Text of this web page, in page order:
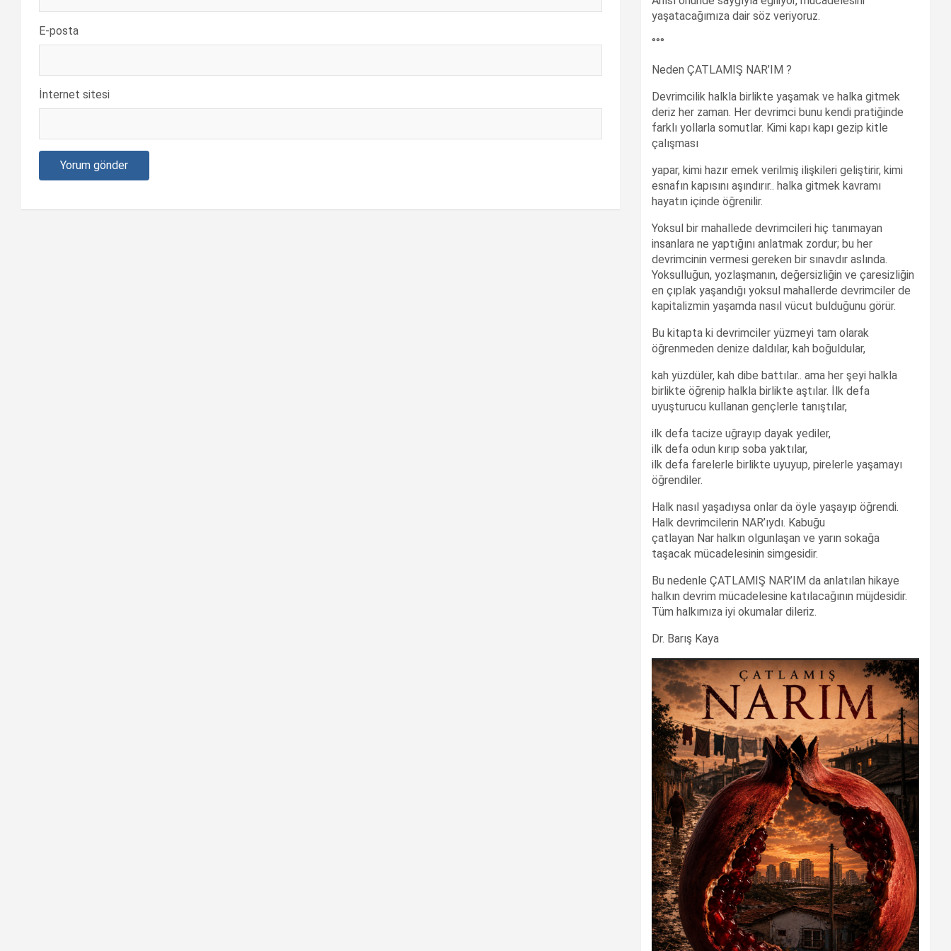
E-posta
İnternet sitesi
yaşatacağımıza dair söz veriyoruz.
°°°
Neden ÇATLAMIŞ NAR’IM ?
Devrimcilik halkla birlikte yaşamak ve halka gitmek
deriz her zaman. Her devrimci bunu kendi pratiğinde
farklı yollarla somutlar. Kimi kapı kapı gezip kitle
çalışması
yapar, kimi hazır emek verilmiş ilişkileri geliştirir, kimi
esnafın kapısını aşındırır.. halka gitmek kavramı
hayatın içinde öğrenilir.
Yoksul bir mahallede devrimcileri hiç tanımayan
insanlara ne yaptığını anlatmak zordur; bu her
devrimcinin vermesi gereken bir sınavdır aslında.
Yoksulluğun, yozlaşmanın, değersizliğin ve çaresizliğin
en çıplak yaşandığı yoksul mahallerde devrimciler de
kapitalizmin yaşamda nasıl vücut bulduğunu görür.
Bu kitapta ki devrimciler yüzmeyi tam olarak
öğrenmeden denize daldılar, kah boğuldular,
kah yüzdüler, kah dibe battılar.. ama her şeyi halkla
birlikte öğrenip halkla birlikte aştılar. İlk defa
uyuşturucu kullanan gençlerle tanıştılar,
ilk defa tacize uğrayıp dayak yediler,
ilk defa odun kırıp soba yaktılar,
ilk defa farelerle birlikte uyuyup, pirelerle yaşamayı
öğrendiler.
Halk nasıl yaşadıysa onlar da öyle yaşayıp öğrendi.
Halk devrimcilerin NAR’ıydı. Kabuğu
çatlayan Nar halkın olgunlaşan ve yarın sokağa
taşacak mücadelesinin simgesidir.
Bu nedenle ÇATLAMIŞ NAR’IM da anlatılan hikaye
halkın devrim mücadelesine katılacağının müjdesidir.
Tüm halkımıza iyi okumalar dileriz.
Dr. Barış Kaya